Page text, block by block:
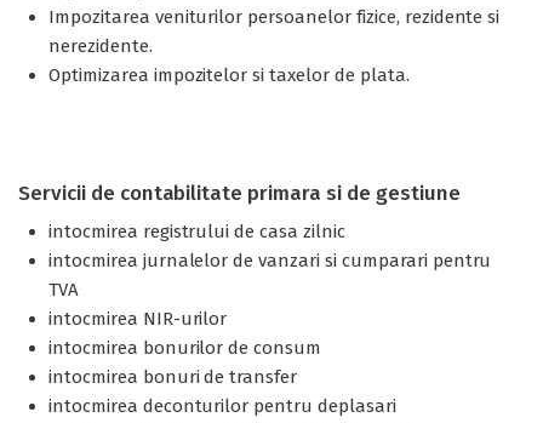
Impozitarea veniturilor persoanelor fizice, rezidente si
nerezidente.
Optimizarea impozitelor si taxelor de plata.
Servicii de contabilitate primara si de gestiune
intocmirea registrului de casa zilnic
intocmirea jurnalelor de vanzari si cumparari pentru
TVA
intocmirea NIR-urilor
intocmirea bonurilor de consum
intocmirea bonuri de transfer
intocmirea deconturilor pentru deplasari